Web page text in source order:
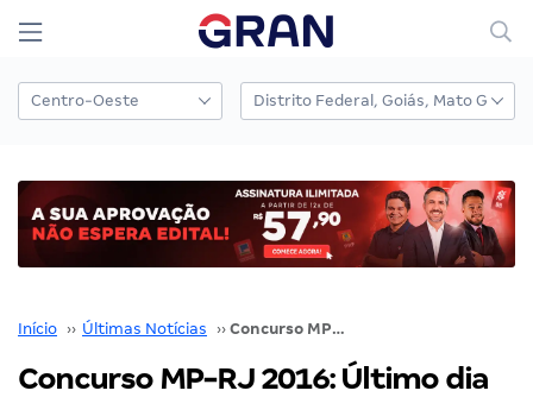
Início ›› Últimas Notícias ›› Concurso MP-RJ 2016: Último dia para inscrições. Inicial de até R$ 8 mil!
Concurso MP-RJ 2016: Último dia